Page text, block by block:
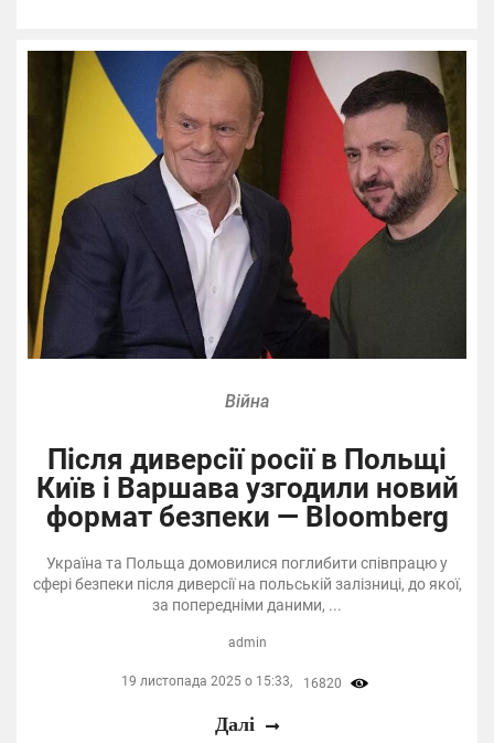
Війна
Після диверсії росії в Польщі
Київ і Варшава узгодили новий
формат безпеки — Bloomberg
Україна та Польща домовилися поглибити співпрацю у
сфері безпеки після диверсії на польській залізниці, до якої,
за попередніми даними, ...
admin
19 листопада 2025 о 15:33, 16820
Далі